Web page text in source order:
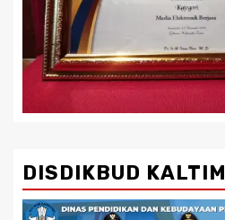
DISDIKBUD KALTIM